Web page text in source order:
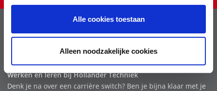
Alle cookies toestaan
Alleen noodzakelijke cookies
Stel ons je vraag
contact opnemen metéén van onze recruiters
Werken en leren bij Hollander Techniek
Denk je na over een carrière switch? Ben je bijna klaar met je